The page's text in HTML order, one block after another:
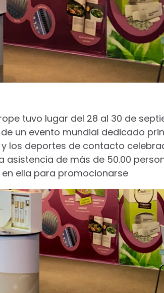
tuvo lugar del 28 al 30 de
un evento mundial dedicado
los deportes de contacto
asistencia de más de 50.00
ella para promocionarse